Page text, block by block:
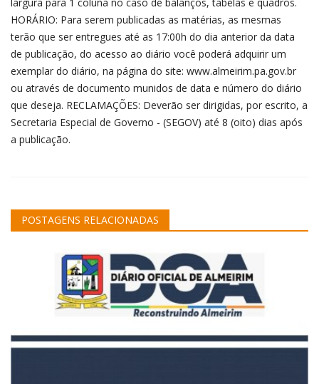
HORÁRIO: Para serem publicadas as matérias, as mesmas
terão que ser entregues até as 17:00h do dia anterior da data
de publicação, do acesso ao diário você poderá adquirir um
exemplar do diário, na página do site: www.almeirim.pa.gov.br
ou através de documento munidos de data e número do diário
que deseja. RECLAMAÇÕES: Deverão ser dirigidas, por escrito, a
Secretaria Especial de Governo - (SEGOV) até 8 (oito) dias após
a publicação.
POSTAGENS RELACIONADAS